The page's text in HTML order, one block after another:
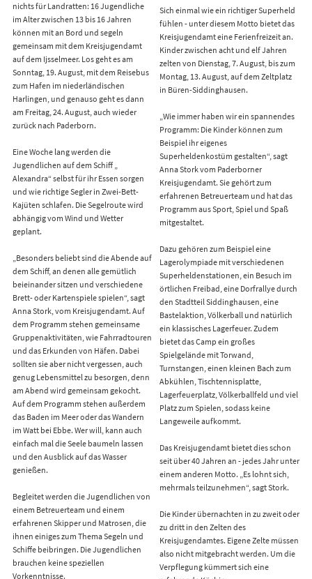
nichts für Landratten: 16 Jugendliche
im Alter zwischen 13 bis 16 Jahren
können mit an Bord und segeln
gemeinsam mit dem Kreisjugendamt
auf dem Ijsselmeer. Los geht es am
Sonntag, 19. August, mit dem Reisebus
zum Hafen im niederländischen
Harlingen, und genauso geht es dann
am Freitag, 24. August, auch wieder
zurück nach Paderborn.
Eine Woche lang werden die
Jugendlichen auf dem Schiff „
Alexandra“ selbst für ihr Essen sorgen
und wie richtige Segler in Zwei-Bett-
Kajüten schlafen. Die Segelroute wird
abhängig vom Wind und Wetter
geplant.
„Besonders beliebt sind die Abende auf
dem Schiff, an denen alle gemütlich
beieinander sitzen und verschiedene
Brett- oder Kartenspiele spielen“, sagt
Anna Stork, vom Kreisjugendamt. Auf
dem Programm stehen gemeinsame
Gruppenaktivitäten, wie Fahrradtouren
und das Erkunden von Häfen. Dabei
sollten sie aber nicht vergessen, auch
genug Lebensmittel zu besorgen, denn
am Abend wird gemeinsam gekocht.
Auf dem Programm stehen außerdem
das Baden im Meer oder das Wandern
im Watt bei Ebbe. Wer will, kann auch
einfach mal die Seele baumeln lassen
und den Ausblick auf das Wasser
genießen.
Begleitet werden die Jugendlichen von
einem Betreuerteam und einem
erfahrenen Skipper und Matrosen, die
ihnen einiges zum Thema Segeln und
Schiffe beibringen. Die Jugendlichen
brauchen keine speziellen
Vorkenntnisse.
Sich einmal wie ein richtiger Superheld
fühlen - unter diesem Motto bietet das
Kreisjugendamt eine Ferienfreizeit an.
Kinder zwischen acht und elf Jahren
zelten von Dienstag, 7. August, bis zum
Montag, 13. August, auf dem Zeltplatz
in Büren-Siddinghausen.
„Wie immer haben wir ein spannendes
Programm: Die Kinder können zum
Beispiel ihr eigenes
Superheldenkostüm gestalten“, sagt
Anna Stork vom Paderborner
Kreisjugendamt. Sie gehört zum
erfahrenen Betreuerteam und hat das
Programm aus Sport, Spiel und Spaß
mitgestaltet.
Dazu gehören zum Beispiel eine
Lagerolympiade mit verschiedenen
Superheldenstationen, ein Besuch im
örtlichen Freibad, eine Dorfrallye durch
den Stadtteil Siddinghausen, eine
Bastelaktion, Völkerball und natürlich
ein klassisches Lagerfeuer. Zudem
bietet das Camp ein großes
Spielgelände mit Torwand,
Turnstangen, einen kleinen Bach zum
Abkühlen, Tischtennisplatte,
Lagerfeuerplatz, Völkerballfeld und viel
Platz zum Spielen, sodass keine
Langeweile aufkommt.
Das Kreisjugendamt bietet dies schon
seit über 40 Jahren an - jedes Jahr unter
einem anderen Motto. „Es lohnt sich,
mehrmals teilzunehmen“, sagt Stork.
Die Kinder übernachten in zu zweit oder
zu dritt in den Zelten des
Kreisjugendamtes. Eigene Zelte müssen
also nicht mitgebracht werden. Um die
Verpflegung kümmert sich eine